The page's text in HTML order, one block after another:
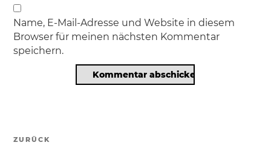
Name, E-Mail-Adresse und Website in diesem
Browser für meinen nächsten Kommentar
speichern.
Beitragsnavigation
Vorheriger
ZURÜCK